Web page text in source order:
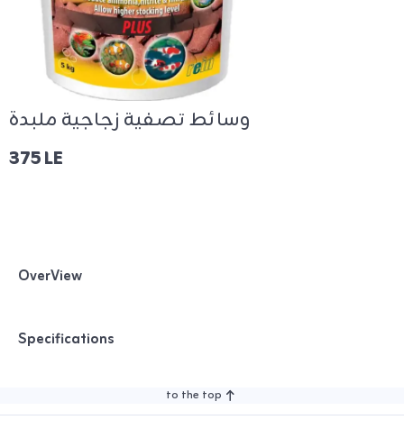
وسائط تصفية زجاجية ملبدة
375 LE
OverView
Specifications
to the top